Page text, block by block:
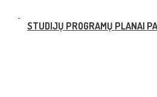
STUDIJŲ PROGRAMŲ PLANAI